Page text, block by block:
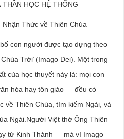
HỌC HỆ THỐNG
Nhận Thức về Thiên Chúa
con người được tạo dựng theo
Trời’ (Imago Dei). Một trong
của học thuyết này là: mọi con
hóa hay tôn giáo — đều có
về Thiên Chúa, tìm kiếm Ngài, và
Ngài.Người Việt thờ Ông Thiên
từ Kinh Thánh — mà vì Imago